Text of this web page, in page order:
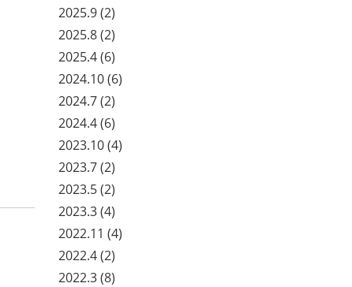
2025.9(2)
2025.8(2)
2025.4(6)
2024.10(6)
2024.7(2)
2024.4(6)
2023.10(4)
2023.7(2)
2023.5(2)
2023.3(4)
2022.11 (4)
2022.4(2)
2022.3(8)